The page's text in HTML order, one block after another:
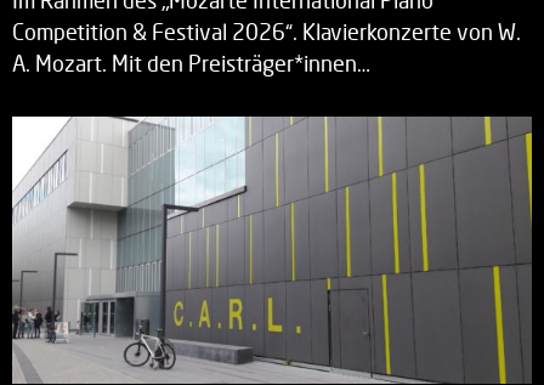
Competition & Festival 2026“. Klavierkonzerte von W.
A. Mozart. Mit den Preisträger*innen…